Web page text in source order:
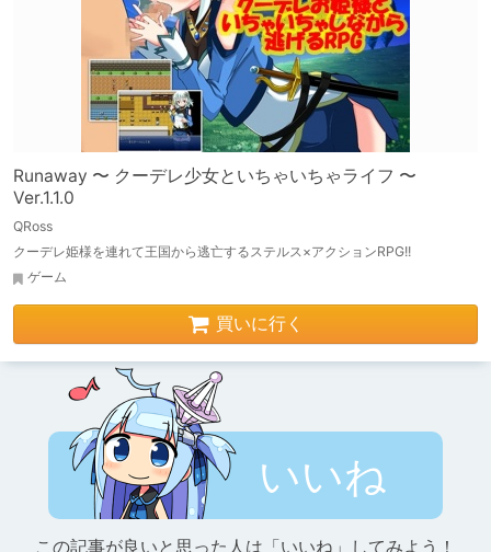
Runaway 〜 クーデレ少女といちゃいちゃライフ 〜
Ver.1.1.0
QRoss
クーデレ姫様を連れて王国から逃亡するステルス×アクションRPG!!
ゲーム
買いに行く
いいね
この記事が良いと思った人は「いいね」してみよう！